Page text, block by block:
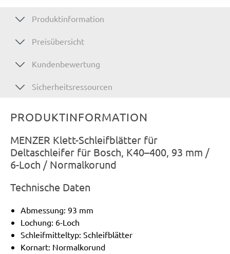
Produktinformation
Preisübersicht
Kundenbewertung
Sicherheitsressourcen
PRODUKTINFORMATION
MENZER Klett-Schleifblätter für
Deltaschleifer für Bosch, K40–400, 93 mm /
6-Loch / Normalkorund
Technische Daten
Abmessung: 93 mm
Lochung: 6-Loch
Schleifmitteltyp: Schleifblätter
Kornart: Normalkorund